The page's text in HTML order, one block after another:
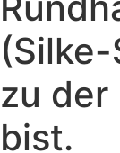
zu der
bist.